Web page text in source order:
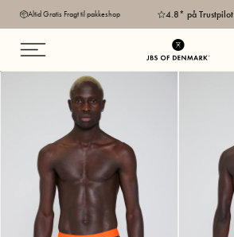
Altid Gratis Fragt til pakkeshop 4.8* på Trustpilot